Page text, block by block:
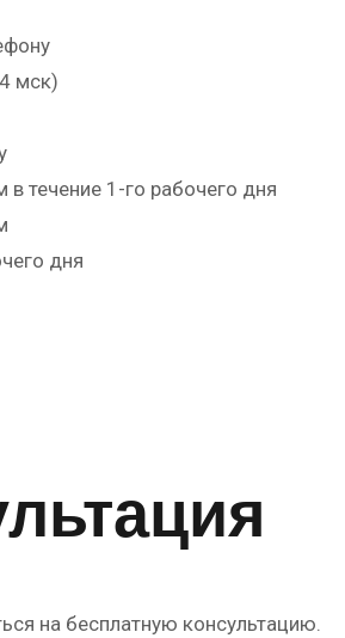
мск)
течение 1-го рабочего дня
дня
на бесплатную консультацию.